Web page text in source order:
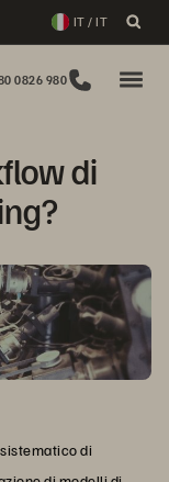
IT / IT
0826 980
di
di